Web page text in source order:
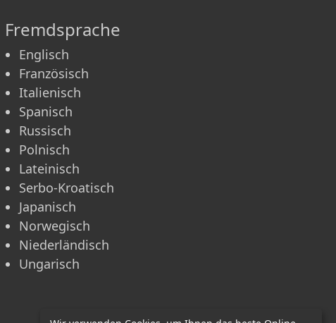
Fremdsprache
Englisch
Französisch
Italienisch
Spanisch
Russisch
Polnisch
Lateinisch
Serbo-Kroatisch
Japanisch
Norwegisch
Niederländisch
Ungarisch